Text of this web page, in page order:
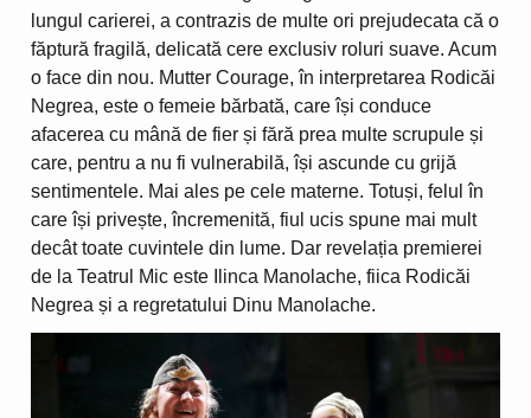
lungul carierei, a contrazis de multe ori prejudecata că o
făptură fragilă, delicată cere exclusiv roluri suave. Acum
o face din nou. Mutter Courage, în interpretarea Rodicăi
Negrea, este o femeie bărbată, care își conduce
afacerea cu mână de fier și fără prea multe scrupule și
care, pentru a nu fi vulnerabilă, își ascunde cu grijă
sentimentele. Mai ales pe cele materne. Totuși, felul în
care își privește, încremenită, fiul ucis spune mai mult
decât toate cuvintele din lume. Dar revelația premierei
de la Teatrul Mic este Ilinca Manolache, fiica Rodicăi
Negrea și a regretatului Dinu Manolache.